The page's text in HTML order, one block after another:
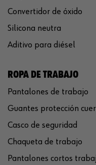
Convertidor de óxido
Silicona neutra
Aditivo para diésel
ROPA DE TRABAJO
Pantalones de trabajo
Guantes protección
Casco de seguridad
Chaqueta de trabajo
Pantalones cortos